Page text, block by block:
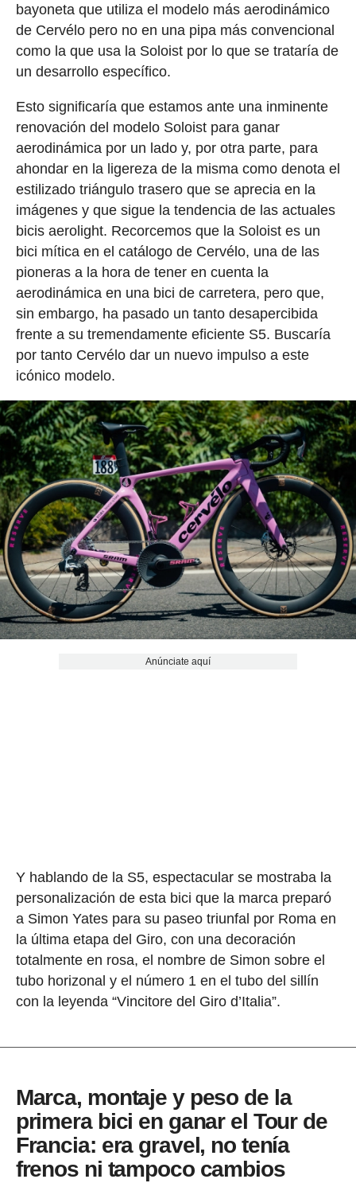
bayoneta que utiliza el modelo más aerodinámico
de Cervélo pero no en una pipa más convencional
como la que usa la Soloist por lo que se trataría de
un desarrollo específico.
Esto significaría que estamos ante una inminente
renovación del modelo Soloist para ganar
aerodinámica por un lado y, por otra parte, para
ahondar en la ligereza de la misma como denota el
estilizado triángulo trasero que se aprecia en la
imágenes y que sigue la tendencia de las actuales
bicis aerolight. Recorcemos que la Soloist es un
bici mítica en el catálogo de Cervélo, una de las
pioneras a la hora de tener en cuenta la
aerodinámica en una bici de carretera, pero que,
sin embargo, ha pasado un tanto desapercibida
frente a su tremendamente eficiente S5. Buscaría
por tanto Cervélo dar un nuevo impulso a este
icónico modelo.
Anúnciate aquí
Y hablando de la S5, espectacular se mostraba la
personalización de esta bici que la marca preparó
a Simon Yates para su paseo triunfal por Roma en
la última etapa del Giro, con una decoración
totalmente en rosa, el nombre de Simon sobre el
tubo horizonal y el número 1 en el tubo del sillín
con la leyenda “Vincitore del Giro d’Italia”.
Marca, montaje y peso de la
primera bici en ganar el Tour de
Francia: era gravel, no tenía
frenos ni tampoco cambios